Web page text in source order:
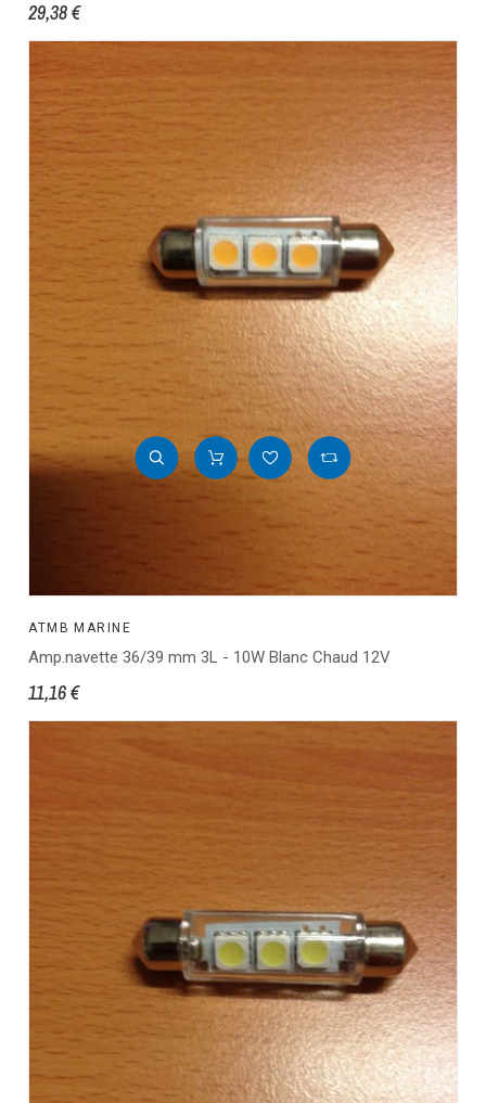
29,38 €
ATMB MARINE
Amp.navette 36/39 mm 3L - 10W Blanc Chaud 12V
11,16 €